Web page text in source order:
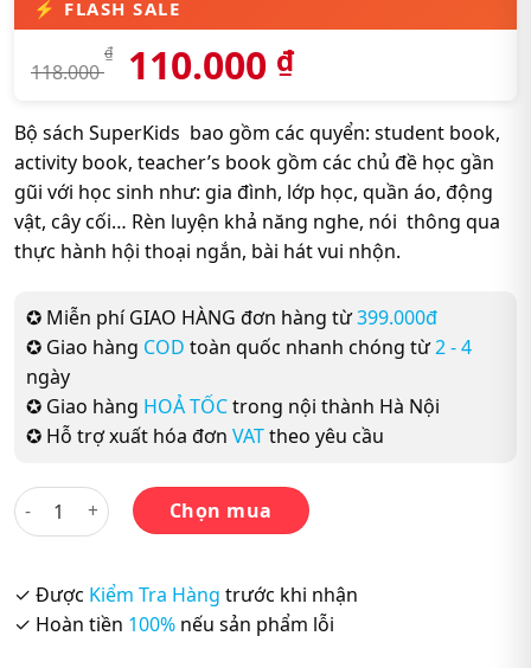
118.000
₫ 110.000 ₫
Bộ sách SuperKids bao gồm các quyển: student book,
activity book, teacher’s book gồm các chủ đề học gần
gũi với học sinh như: gia đình, lớp học, quần áo, động
vật, cây cối… Rèn luyện khả năng nghe, nói thông qua
thực hành hội thoại ngắn, bài hát vui nhộn.
✪ Miễn phí GIAO HÀNG đơn hàng từ399.000đ
✪ Giao hàng COD toàn quốc nhanh chóng từ2 - 4
ngày
✪ Giao hàng HOẢ TỐCtrong nội thành Hà Nội
✪ Hỗ trợ xuất hóa đơn VATtheo yêu cầu
Superkids New Edition Student’s Book 4 số lượng
Chọn mua
✓ Được Kiểm Tra Hàng trước khi nhận
✓ Hoàn tiền 100% nếu sản phẩm lỗi